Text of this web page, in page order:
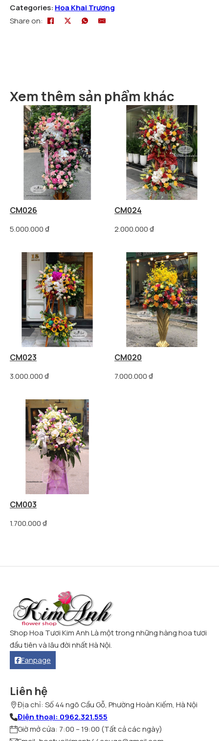
Categories: Hoa Khai Trương
Share on:
Xem thêm sản phẩm khác
CM026
5.000.000₫
CM024
2.000.000₫
CM023
3.000.000₫
CM020
7.000.000₫
CM003
1.700.000₫
Shop Hoa Tươi Kim Anh Là một trong những hàng hoa tươi
đầu tiên và lâu đời nhất Hà Nội.
Fanpage
Liên hệ
Địa chỉ: Số 44 ngõ Cầu Gỗ, Phường Hoàn Kiếm, Hà Nội
Điện thoại: 0962.321.555
Giờ mở cửa: 7:00 – 19:00 (Tất cả các ngày)